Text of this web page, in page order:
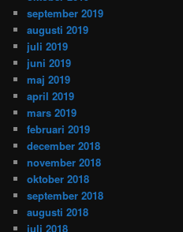
september 2019
augusti 2019
juli 2019
juni 2019
maj 2019
april 2019
mars 2019
februari 2019
december 2018
november 2018
oktober 2018
september 2018
augusti 2018
juli 2018